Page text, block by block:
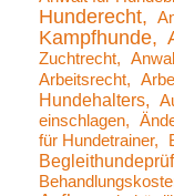
Hunderecht
Kampfhunde
Zuchtrecht
Arbeitsrecht
Hundehalters
einschlagen
für Hundetrainer